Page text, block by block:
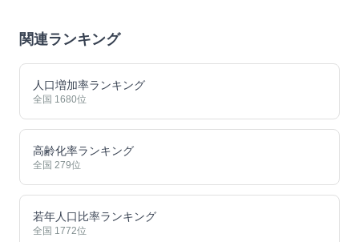
関連ランキング
人口増加率ランキング
全国 1680位
高齢化率ランキング
全国 279位
若年人口比率ランキング
全国 1772位